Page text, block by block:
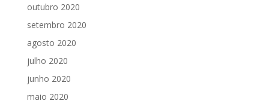
outubro 2020
setembro 2020
agosto 2020
julho 2020
junho 2020
maio 2020